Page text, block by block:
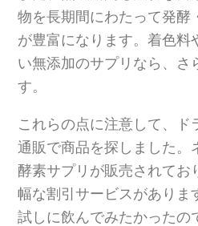
物を長期間にわたって発酵
が豊富になります。着色料
い無添加のサプリなら、さ
す。
これらの点に注意して、ド
通販で商品を探しました。
酵素サプリが販売されてお
幅な割引サービスがありま
試しに飲んでみたかったの